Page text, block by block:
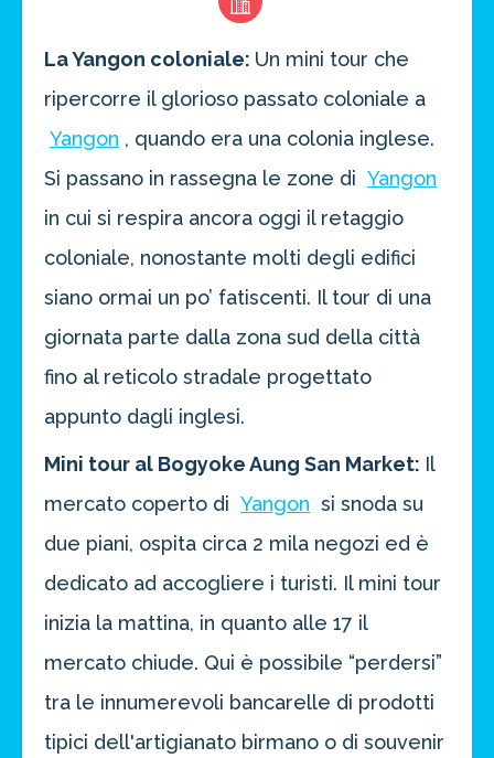
La Yangon coloniale: Un mini tour che
ripercorre il glorioso passato coloniale a
Yangon , quando era una colonia inglese.
Si passano in rassegna le zone di Yangon
in cui si respira ancora oggi il retaggio
coloniale, nonostante molti degli edifici
siano ormai un po’ fatiscenti. Il tour di una
giornata parte dalla zona sud della città
fino al reticolo stradale progettato
appunto dagli inglesi.
Mini tour al Bogyoke Aung San Market: Il
mercato coperto di Yangon si snoda su
due piani, ospita circa 2 mila negozi ed è
dedicato ad accogliere i turisti. Il mini tour
inizia la mattina, in quanto alle 17 il
mercato chiude. Qui è possibile “perdersi”
tra le innumerevoli bancarelle di prodotti
tipici dell'artigianato birmano o di souvenir
Risparmia oltre il 21%!
approfitta del nostro 4-2-1
4 promozioni, 2 omaggi e 1 Novità!
ATTIVA OFFERTA